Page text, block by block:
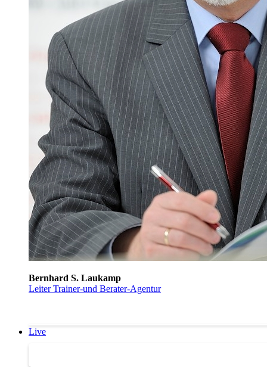
Bernhard S. Laukamp
Leiter Trainer-und Berater-Agentur
Live